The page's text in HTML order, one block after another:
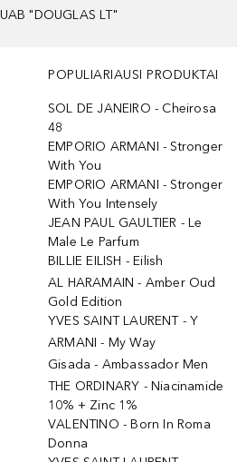
UAB "DOUGLAS LT"
POPULIARIAUSI PRODUKTAI
SOL DE JANEIRO - Cheirosa
48
EMPORIO ARMANI - Stronger
With You
EMPORIO ARMANI - Stronger
With You Intensely
JEAN PAUL GAULTIER - Le
Male Le Parfum
BILLIE EILISH - Eilish
AL HARAMAIN - Amber Oud
Gold Edition
YVES SAINT LAURENT - Y
ARMANI - My Way
Gisada - Ambassador Men
THE ORDINARY - Niacinamide
10% + Zinc 1%
VALENTINO - Born In Roma
Donna